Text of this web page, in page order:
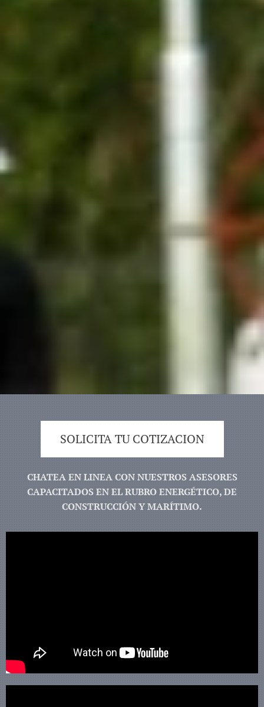
SOLICITA TU COTIZACION
CHATEA EN LINEA CON NUESTROS ASESORES
CAPACITADOS EN EL RUBRO ENERGÉTICO, DE
CONSTRUCCIÓN Y MARÍTIMO.